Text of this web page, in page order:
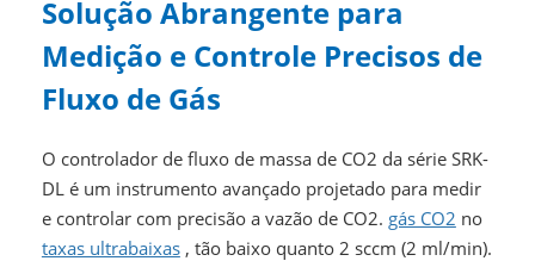
Solução Abrangente para
Medição e Controle Precisos de
Fluxo de Gás
O controlador de fluxo de massa de CO2 da série SRK-
DL é um instrumento avançado projetado para medir
e controlar com precisão a vazão de CO2. gás CO2 no
taxas ultrabaixas, tão baixo quanto 2 sccm (2 ml/min).